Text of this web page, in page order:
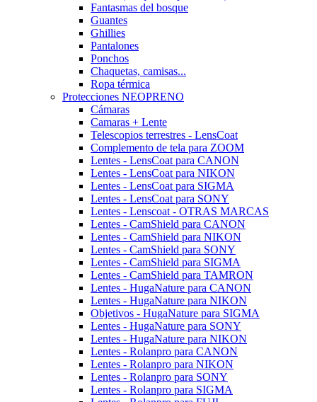
Fantasmas del bosque
Guantes
Ghillies
Pantalones
Ponchos
Chaquetas, camisas...
Ropa térmica
Protecciones NEOPRENO
Cámaras
Camaras + Lente
Telescopios terrestres - LensCoat
Complemento de tela para ZOOM
Lentes - LensCoat para CANON
Lentes - LensCoat para NIKON
Lentes - LensCoat para SIGMA
Lentes - LensCoat para SONY
Lentes - Lenscoat - OTRAS MARCAS
Lentes - CamShield para CANON
Lentes - CamShield para NIKON
Lentes - CamShield para SONY
Lentes - CamShield para SIGMA
Lentes - CamShield para TAMRON
Lentes - HugaNature para CANON
Lentes - HugaNature para NIKON
Objetivos - HugaNature para SIGMA
Lentes - HugaNature para SONY
Lentes - HugaNature para NIKON
Lentes - Rolanpro para CANON
Lentes - Rolanpro para NIKON
Lentes - Rolanpro para SONY
Lentes - Rolanpro para SIGMA